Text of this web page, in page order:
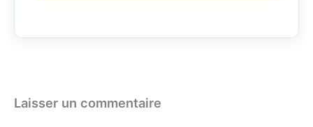
Laisser un commentaire